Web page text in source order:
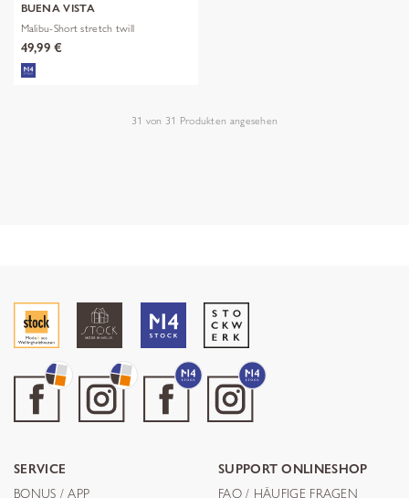
BUENA VISTA
Malibu-Short stretch twill
49,99 €
31 von 31 Produkten angesehen
SERVICE
BONUS / APP
SUPPORT ONLINESHOP
FAQ / HÄUFIGE FRAGEN